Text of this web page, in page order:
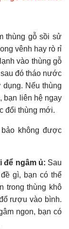
thùng gỗ sồi sử
vênh hay rò rỉ
vào thùng gỗ
đó tháo nước
Nếu thùng
bạn liên hệ ngay
đổi thùng mới.
không được
để ngâm ủ: Sau
gì, bạn có thể
trong thùng khô
rượu vào bình.
ngon, bạn có